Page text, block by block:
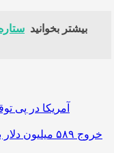
بیشتر بخوانید
خروج ۵۸۹